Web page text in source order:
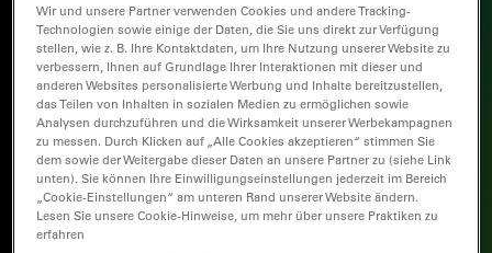
Wir und unsere Partner verwenden Cookies und andere Tracking-
Technologien sowie einige der Daten, die Sie uns direkt zur Verfügung
stellen, wie z. B. Ihre Kontaktdaten, um Ihre Nutzung unserer Website zu
verbessern, Ihnen auf Grundlage Ihrer Interaktionen mit dieser und
anderen Websites personalisierte Werbung und Inhalte bereitzustellen,
das Teilen von Inhalten in sozialen Medien zu ermöglichen sowie
Analysen durchzuführen und die Wirksamkeit unserer Werbekampagnen
zu messen. Durch Klicken auf „Alle Cookies akzeptieren“ stimmen Sie
dem sowie der Weitergabe dieser Daten an unsere Partner zu (siehe Link
unten). Sie können Ihre Einwilligungseinstellungen jederzeit im Bereich
„Cookie-Einstellungen“ am unteren Rand unserer Website ändern.
Lesen Sie unsere Cookie-Hinweise, um mehr über unsere Praktiken zu
erfahren